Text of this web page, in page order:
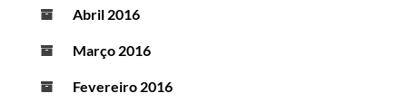
Abril 2016
Março 2016
Fevereiro 2016